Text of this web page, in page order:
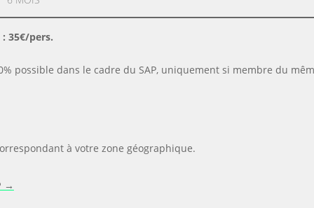
35€/pers.
possible dans le cadre du SAP, uniquement si membre du
à votre zone géographique.
→